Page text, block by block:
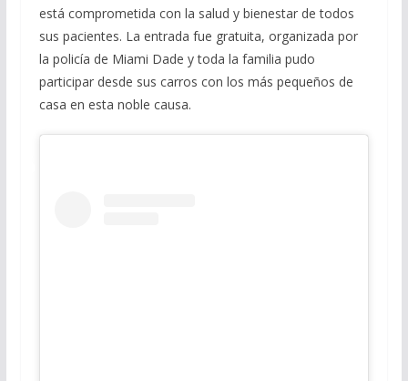
está comprometida con la salud y bienestar de todos
sus pacientes. La entrada fue gratuita, organizada por
la policía de Miami Dade y toda la familia pudo
participar desde sus carros con los más pequeños de
casa en esta noble causa.